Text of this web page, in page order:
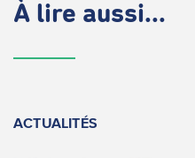
À lire aussi...
ACTUALITÉS